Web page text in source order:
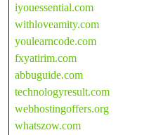
iyouessential.com
withloveamity.com
youlearncode.com
fxyatirim.com
abbuguide.com
technologyresult.com
webhostingoffers.org
whatszow.com